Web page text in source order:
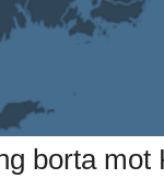
borta mot